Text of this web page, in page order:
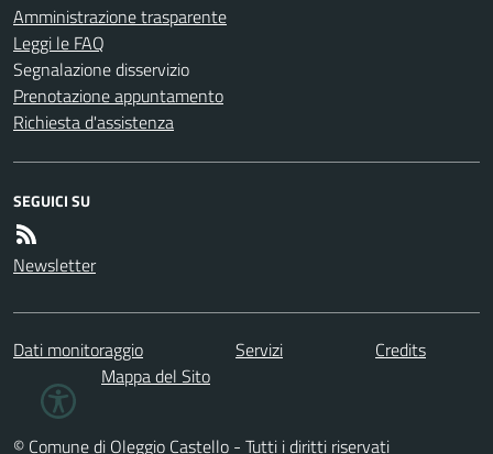
Amministrazione trasparente
Leggi le FAQ
Segnalazione disservizio
Prenotazione appuntamento
Richiesta d'assistenza
SEGUICI SU
Newsletter
Dati monitoraggio Servizi
Credits
Mappa del Sito
© Comune di Oleggio Castello - Tutti i diritti riservati